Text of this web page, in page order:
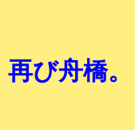
再び舟橋。